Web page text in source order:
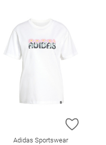
HINZUFÜGEN
ZUR
Adidas Sportswear